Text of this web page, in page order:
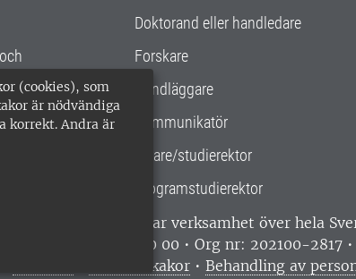
(cookies), som
är nödvändiga
korrekt. Andra är
Doktorand eller handledare
Forskare
Handläggare
Kommunikatör
Lärare/studierektor
Programstudierektor
har verksamhet över hela
•
Telefon: 018-67 10 00 • Org nr: 202100-2817 •
Hantera kakor •Behandling av